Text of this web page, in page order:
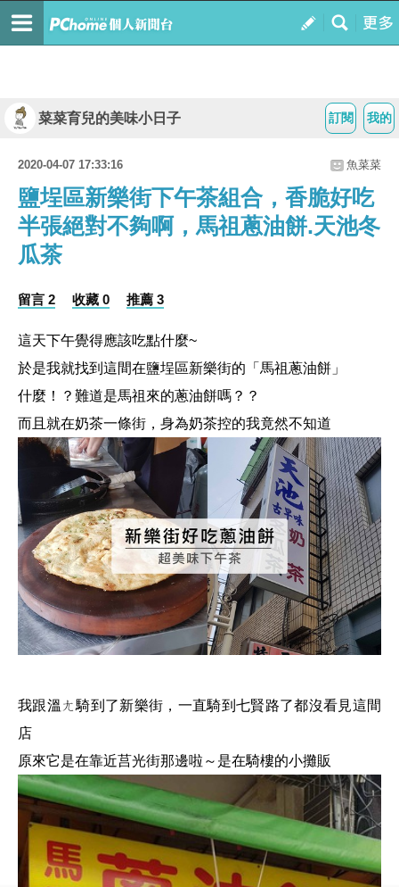
我的
訂閱
菜菜育兒的美味小日子
2020-04-07 17:33:16 魚菜菜
鹽埕區新樂街下午茶組合，香脆好吃
半張絕對不夠啊，馬祖蔥油餅.天池冬
瓜茶
留言 2 收藏 0 推薦 3
這天下午覺得應該吃點什麼~
於是我就找到這間在鹽埕區新樂街的 「馬祖蔥油餅」
什麼！？難道是馬祖來的蔥油餅嗎？？
而且就在奶茶一條街，身為奶茶控的我竟然不知道
我跟溫ㄤ騎到了新樂街，一直騎到七賢路了都沒看見這間
店
原來它是在靠近莒光街那邊啦～是在騎樓的小攤販